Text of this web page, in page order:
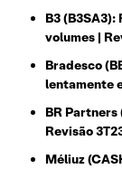
B3
volumes |
Bradesco
lentamente
BR Partners
Revisão
Méliuz